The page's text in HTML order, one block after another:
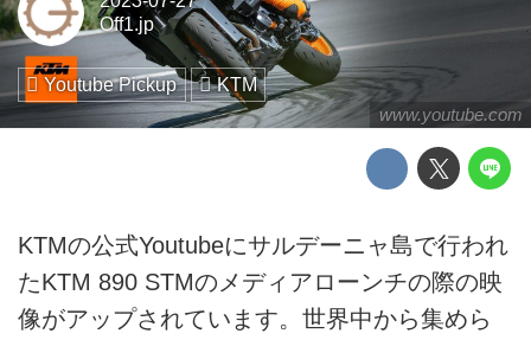
www.youtube.com
Off1.jp
Youtube Pickup KTM
KTMの公式Youtubeにサルデーニャ島で行われ
たKTM 890 STMのメディアローンチの際の映
像がアップされています。世界中から集めら